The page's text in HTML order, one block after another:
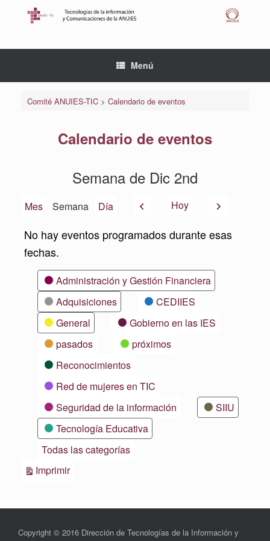
Menú
Comité ANUIES-TIC> Calendario de eventos
Calendario de eventos
Semana de Dic 2nd
Mes Semana Día AnteriorHoy Siguiente
No hay eventos programados durante esas
fechas.
CategoríasAdministración y Gestión Financiera
Adquisiciones
CEDIIES
General
Gobierno en las IES
pasados
próximos
Reconocimientos
Red de mujeres en TIC
Seguridad de la información
SIIU
Tecnología Educativa
Todas las categorías
ImprimirVistas
Copyright © 2016 Dirección de Tecnologías de la Información y